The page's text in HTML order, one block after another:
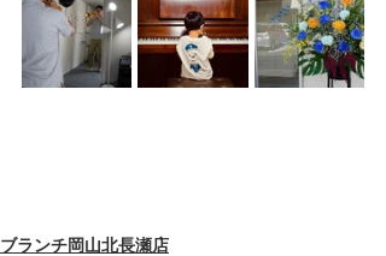
ブランチ岡山北長瀬店